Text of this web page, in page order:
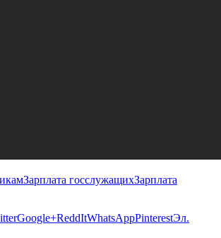
Зарплата госслужащихЗарплата
Google+ReddItWhatsAppPinterestЭл.